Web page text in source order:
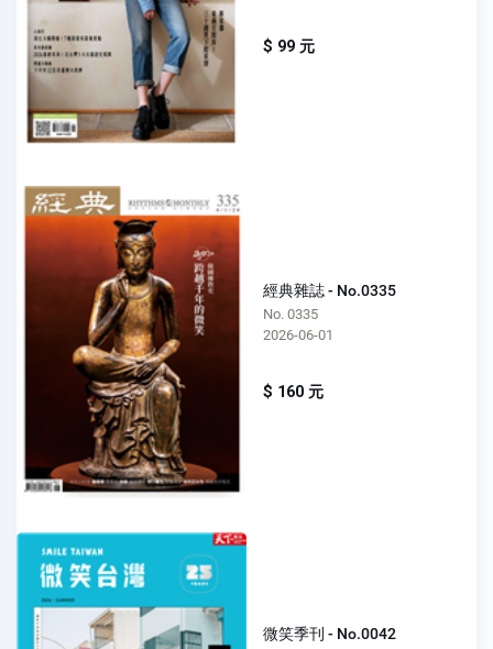
$ 99 元
經典雜誌 - No.0335
No. 0335
2026-06-01
$ 160 元
微笑季刊 - No.0042